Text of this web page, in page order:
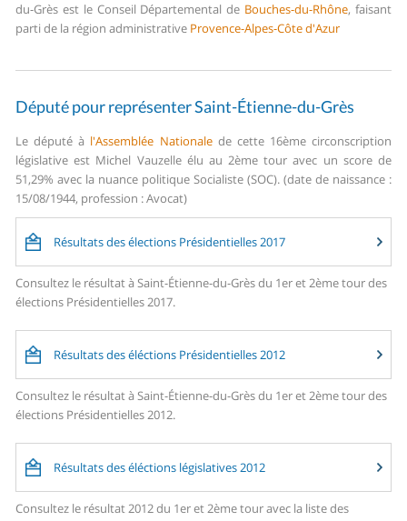
du-Grès est le Conseil Départemental de Bouches-du-Rhône, faisant
parti de la région administrative Provence-Alpes-Côte d'Azur
Député pour représenter Saint-Étienne-du-Grès
Le député à l'Assemblée Nationalede cette 16ème circonscription
législative est Michel Vauzelle élu au 2ème tour avec un score de
51,29% avec la nuance politique Socialiste (SOC). (date de naissance :
15/08/1944, profession : Avocat)
Résultats des élections Présidentielles 2017
Consultez le résultat à Saint-Étienne-du-Grès du 1er et 2ème tour des
élections Présidentielles 2017.
Résultats des éléctions Présidentielles 2012
Consultez le résultat à Saint-Étienne-du-Grès du 1er et 2ème tour des
élections Présidentielles 2012.
Résultats des éléctions législatives 2012
Consultez le résultat 2012 du 1er et 2ème tour avec la liste des